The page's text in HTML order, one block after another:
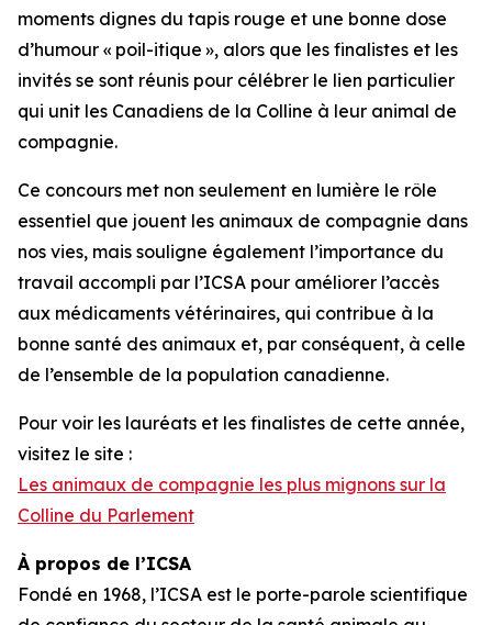
moments dignes du tapis rouge et une bonne dose
d’humour « poil-itique », alors que les finalistes et les
invités se sont réunis pour célébrer le lien particulier
qui unit les Canadiens de la Colline à leur animal de
compagnie.
Ce concours met non seulement en lumière le rôle
essentiel que jouent les animaux de compagnie dans
nos vies, mais souligne également l’importance du
travail accompli par l’ICSA pour améliorer l’accès
aux médicaments vétérinaires, qui contribue à la
bonne santé des animaux et, par conséquent, à celle
de l’ensemble de la population canadienne.
Pour voir les lauréats et les finalistes de cette année,
visitez le site :
Les animaux de compagnie les plus mignons sur la
Colline du Parlement
À propos de l’ICSA
Fondé en 1968, l’ICSA est le porte-parole scientifique